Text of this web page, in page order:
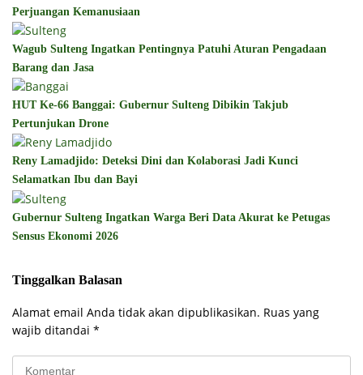
Perjuangan Kemanusiaan
Wagub Sulteng Ingatkan Pentingnya Patuhi Aturan Pengadaan
Barang dan Jasa
HUT Ke-66 Banggai: Gubernur Sulteng Dibikin Takjub
Pertunjukan Drone
Reny Lamadjido: Deteksi Dini dan Kolaborasi Jadi Kunci
Selamatkan Ibu dan Bayi
Gubernur Sulteng Ingatkan Warga Beri Data Akurat ke Petugas
Sensus Ekonomi 2026
Tinggalkan Balasan
Alamat email Anda tidak akan dipublikasikan. Ruas yang
wajib ditandai *